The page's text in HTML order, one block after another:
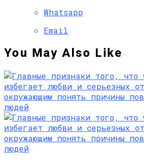
Whatsapp
Email
You May Also Like